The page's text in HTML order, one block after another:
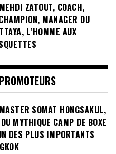
ZATOUT, COACH,
MANAGER DU
L’HOMME AUX
SOMAT HONGSAKUL,
MYTHIQUE CAMP DE BOXE
DES PLUS IMPORTANTS